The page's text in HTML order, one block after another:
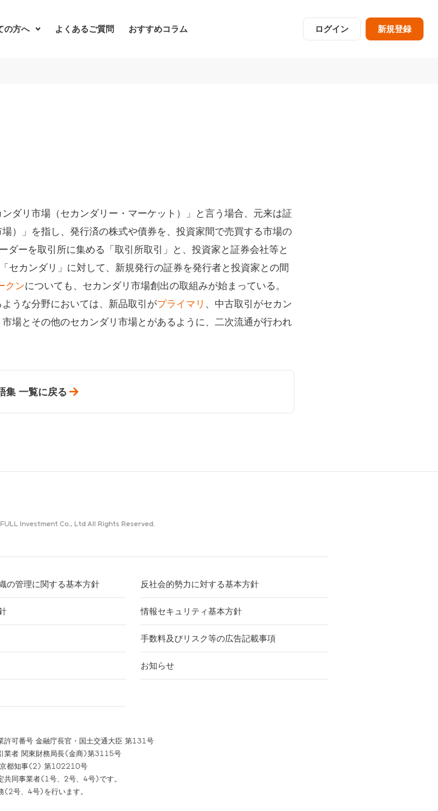
の方へ よくあるご質問 おすすめコラム ログイン 新規登録
ダリ市場（セカンダリー・マーケット）」と言う場合、元来は証
）」を指し、発行済の株式や債券を、投資家間で売買する市場の
ダーを取引所に集める「取引所取引」と、投資家と証券会社等と
セカンダリ」に対して、新規発行の証券を発行者と投資家との間
クンについても、セカンダリ市場創出の取組みが始まっている。
うな分野においては、新品取引がプライマリ
、中古取引がセカン
市場とその他のセカンダリ市場とがあるように、二次流通が行われ
集 一覧に戻る
Investment Co., Ltd All Rights Reserved.
の管理に関する基本方針 反社会的勢力に対する基本方針
情報セキュリティ基本方針
手数料及びリスク等の広告記載事項
お知らせ
許可番号 金融庁長官・国土交通大臣 第131号
業者 関東財務局長(金商)第3115号
京都知事(2) 第102210号
共同事業者(1号、2号、4号)です。
(2号、4号)を行います。